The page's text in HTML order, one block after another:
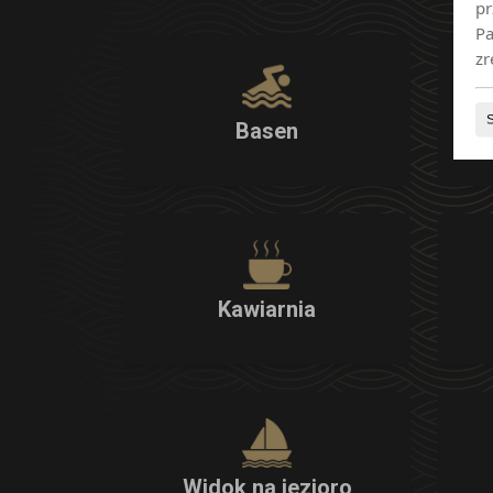
Basen
Kawiarnia
Widok na jezioro